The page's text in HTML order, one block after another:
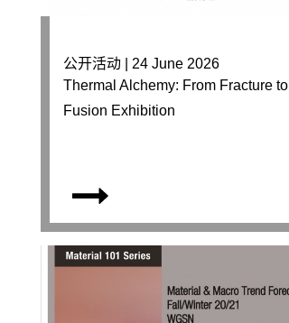
公开活动 | 24 June 2026
Thermal Alchemy: From Fracture to
Fusion Exhibition